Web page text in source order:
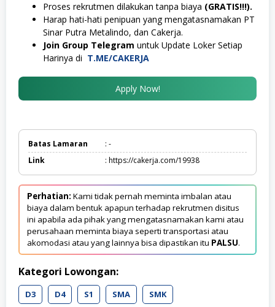
Proses rekrutmen dilakukan tanpa biaya (GRATIS!!!).
Harap hati-hati penipuan yang mengatasnamakan PT
Sinar Putra Metalindo, dan Cakerja.
Join Group Telegram untuk Update Loker Setiap
Harinya di T.ME/CAKERJA
Apply Now!
Batas Lamaran
: -
Link
: https://cakerja.com/19938
Perhatian: Kami tidak pernah meminta imbalan atau
biaya dalam bentuk apapun terhadap rekrutmen disitus
ini apabila ada pihak yang mengatasnamakan kami atau
perusahaan meminta biaya seperti transportasi atau
akomodasi atau yang lainnya bisa dipastikan itu PALSU.
Kategori Lowongan:
D3 D4 S1 SMA SMK